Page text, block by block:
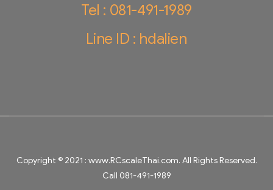
Tel : 081-491-1989
Line ID : hdalien
Copyright © 2021 : www.RCscaleThai.com. All Rights Reserved.
Call 081-491-1989